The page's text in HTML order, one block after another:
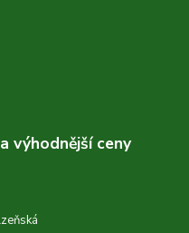
výhodnější ceny